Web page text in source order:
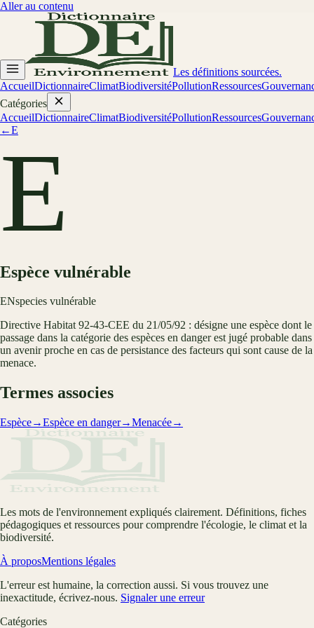
Aller au contenu
Les définitions sourcées.
AccueilDictionnaireClimatBiodiversitéPollutionRessources
Catégories
AccueilDictionnaireClimatBiodiversitéPollutionRessources
←E
E
Espèce vulnérable
ENspecies vulnérable
Directive Habitat 92-43-CEE du 21/05/92 : désigne une espèce dont le
passage dans la catégorie des espèces en danger est jugé probable dans
un avenir proche en cas de persistance des facteurs qui sont cause de la
menace.
Termes associes
Espèce→Espèce en danger→Menacée→
Les mots de l'environnement expliqués clairement. Définitions, fiches
pédagogiques et ressources pour comprendre l'écologie, le climat et la
biodiversité.
À proposMentions légales
L'erreur est humaine, la correction aussi. Si vous trouvez une
inexactitude, écrivez-nous. Signaler une erreur
Catégories